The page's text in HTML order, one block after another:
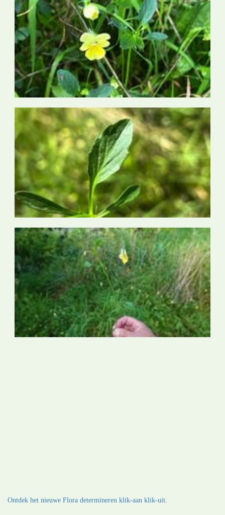
Ontdek het nieuwe Flora determineren klik-aan klik-uit.